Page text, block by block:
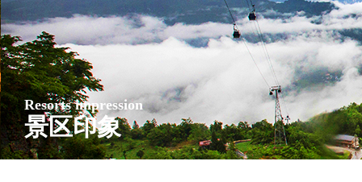
Resorts impression
景区印象